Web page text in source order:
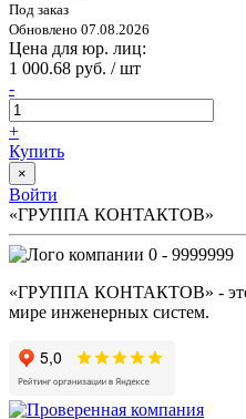
Под заказ
Обновлено 07.08.2026
Цена для юр. лиц:
1 000.68 руб. / шт
-
+
Купить
×
Войти
«ГРУППА КОНТАКТОВ»
0 - 9999999
«ГРУППА КОНТАКТОВ» - это
мире инженерных систем.